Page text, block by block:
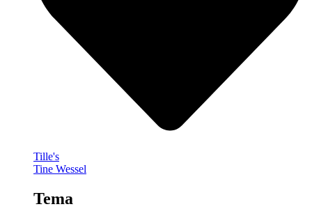
Tille's
Tine Wessel
Tema